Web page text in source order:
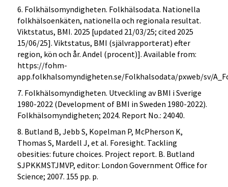
6. Folkhälsomyndigheten. Folkhälsodata. Nationella
folkhälsoenkäten, nationella och regionala resultat.
Viktstatus, BMI. 2025 [updated 21/03/25; cited 2025
15/06/25]. Viktstatus, BMI (självrapporterat) efter
region, kön och år. Andel (procent)]. Available from:
https://fohm-
app.folkhalsomyndigheten.se/Folkhalsodata/pxweb/sv/
7. Folkhälsomyndigheten. Utveckling av BMI i Sverige
1980-2022 (Development of BMI in Sweden 1980-2022).
Folkhälsomyndigheten; 2024. Report No.: 24040.
8. Butland B, Jebb S, Kopelman P, McPherson K,
Thomas S, Mardell J, et al. Foresight. Tackling
obesities: future choices. Project report. B. Butland
SJPKKMSTJMVP, editor: London Government Office for
Science; 2007. 155 pp. p.